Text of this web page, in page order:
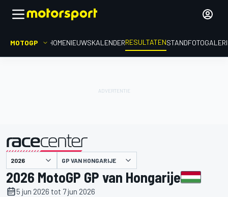
MOTOGP HOMENIEUWSKALENDERRESULTATENSTAND
gepresenteerd door GP VAN HONGARIJE
2026 MotoGP GP van Hongarije
5 jun 2026 tot 7 jun 2026